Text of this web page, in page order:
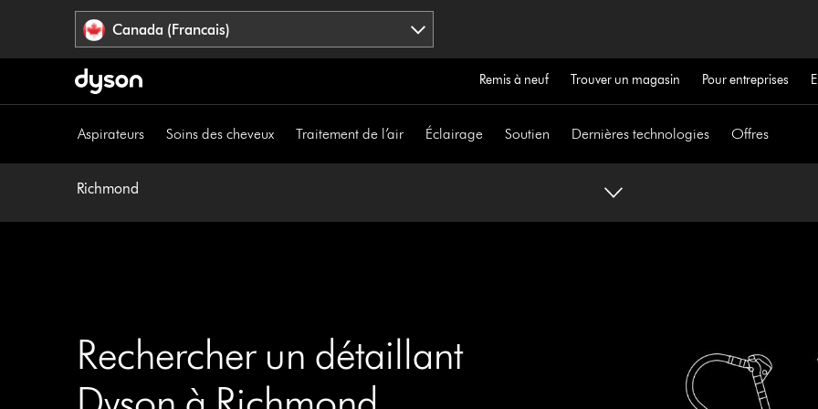
sauter
l’accessibilité
Canada (Francais)
Remis à neuf Trouver un magasin Pour entreprises
Aspirateurs Soins des cheveux Traitement de l’air Éclairage Soutien Dernières technologies Offres
Richmond
Rechercher un détaillant